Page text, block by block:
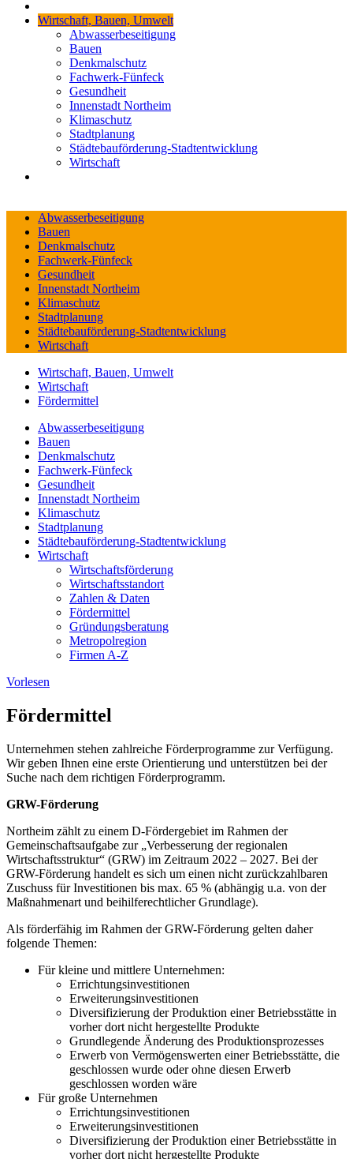
Wirtschaft, Bauen, Umwelt
Abwasserbeseitigung
Bauen
Denkmalschutz
Fachwerk-Fünfeck
Gesundheit
Innenstadt Northeim
Klimaschutz
Stadtplanung
Städtebauförderung-Stadtentwicklung
Wirtschaft
Abwasserbeseitigung
Bauen
Denkmalschutz
Fachwerk-Fünfeck
Gesundheit
Innenstadt Northeim
Klimaschutz
Stadtplanung
Städtebauförderung-Stadtentwicklung
Wirtschaft
Wirtschaft, Bauen, Umwelt
Wirtschaft
Fördermittel
Abwasserbeseitigung
Bauen
Denkmalschutz
Fachwerk-Fünfeck
Gesundheit
Innenstadt Northeim
Klimaschutz
Stadtplanung
Städtebauförderung-Stadtentwicklung
Wirtschaft
Wirtschaftsförderung
Wirtschaftsstandort
Zahlen & Daten
Fördermittel
Gründungsberatung
Metropolregion
Firmen A-Z
Vorlesen
Fördermittel
Unternehmen stehen zahlreiche Förderprogramme zur Verfügung.
Wir geben Ihnen eine erste Orientierung und unterstützen bei der
Suche nach dem richtigen Förderprogramm.
GRW-Förderung
Northeim zählt zu einem D-Fördergebiet im Rahmen der
Gemeinschaftsaufgabe zur „Verbesserung der regionalen
Wirtschaftsstruktur“ (GRW) im Zeitraum 2022 – 2027. Bei der
GRW-Förderung handelt es sich um einen nicht zurückzahlbaren
Zuschuss für Investitionen bis max. 65 % (abhängig u.a. von der
Maßnahmenart und beihilferechtlicher Grundlage).
Als förderfähig im Rahmen der GRW-Förderung gelten daher
folgende Themen:
Für kleine und mittlere Unternehmen:
Errichtungsinvestitionen
Erweiterungsinvestitionen
Diversifizierung der Produktion einer Betriebsstätte in
vorher dort nicht hergestellte Produkte
Grundlegende Änderung des Produktionsprozesses
Erwerb von Vermögenswerten einer Betriebsstätte, die
geschlossen wurde oder ohne diesen Erwerb
geschlossen worden wäre
Für große Unternehmen
Errichtungsinvestitionen
Erweiterungsinvestitionen
Diversifizierung der Produktion einer Betriebsstätte in
vorher dort nicht hergestellte Produkte